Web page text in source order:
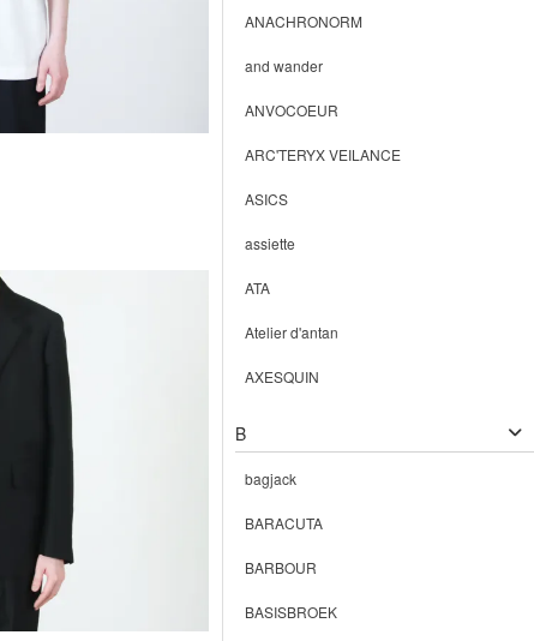
ANACHRONORM
and wander
ANVOCOEUR
ARC'TERYX VEILANCE
ASICS
assiette
ATA
Atelier d'antan
AXESQUIN
B
bagjack
BARACUTA
BARBOUR
BASISBROEK